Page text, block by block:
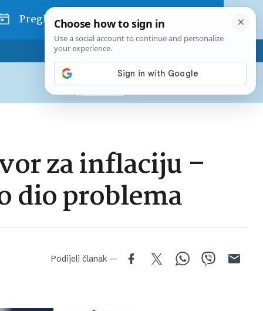
Pregled dana
Pretplatite se na Poslovni
Već od10 EURmjesečno
za inflaciju –
dio problema
Podijeli članak —